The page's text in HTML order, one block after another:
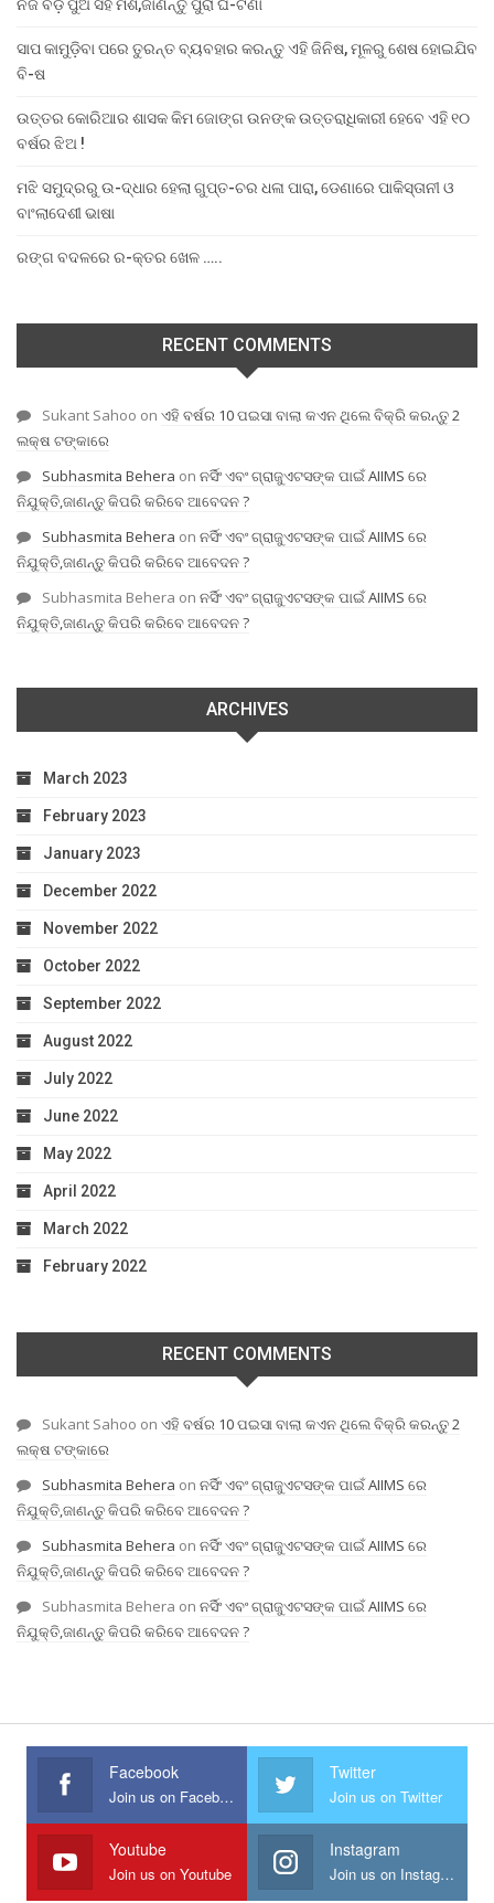
ନିଜ ବଡ଼ ପୁଅ ସହ ମିଶି,ଜାଣନ୍ତୁ ପୁରା ଘ-ଟଣା
ସାପ କାମୁଡ଼ିବା ପରେ ତୁରନ୍ତ ବ୍ୟବହାର କରନ୍ତୁ ଏହି ଜିନିଷ, ମୂଳରୁ ଶେଷ ହୋଇଯିବ
ବି-ଷ
ଉତ୍ତର କୋରିଆର ଶାସକ କିମ ଜୋଙ୍ଗ ଉନଙ୍କ ଉତ୍ତରାଧିକାରୀ ହେବେ ଏହି ୧୦
ବର୍ଷର ଝିଅ !
ମଝି ସମୁଦ୍ରରୁ ଉ-ଦ୍ଧାର ହେଲା ଗୁପ୍ତ-ଚର ଧଳା ପାରା, ଡେଣାରେ ପାକିସ୍ତାନୀ ଓ
ବାଂଲାଦେଶୀ ଭାଷା
ରଙ୍ଗ ବଦଳରେ ର-କ୍ତର ଖେଳ …..
RECENT COMMENTS
Sukant Sahoo on ଏହି ବର୍ଷର 10 ପଇସା ବାଲା କଏନ ଥିଲେ ବିକ୍ରି କରନ୍ତୁ 2
ଲକ୍ଷ ଟଙ୍କାରେ
Subhasmita Behera on ନର୍ସିଂ ଏବଂ ଗ୍ରାଜୁଏଟସଙ୍କ ପାଇଁ AIIMS ରେ
ନିଯୁକ୍ତି,ଜାଣନ୍ତୁ କିପରି କରିବେ ଆବେଦନ ?
Subhasmita Behera on ନର୍ସିଂ ଏବଂ ଗ୍ରାଜୁଏଟସଙ୍କ ପାଇଁ AIIMS ରେ
ନିଯୁକ୍ତି,ଜାଣନ୍ତୁ କିପରି କରିବେ ଆବେଦନ ?
Subhasmita Behera on ନର୍ସିଂ ଏବଂ ଗ୍ରାଜୁଏଟସଙ୍କ ପାଇଁ AIIMS ରେ
ନିଯୁକ୍ତି,ଜାଣନ୍ତୁ କିପରି କରିବେ ଆବେଦନ ?
ARCHIVES
March 2023
February 2023
January 2023
December 2022
November 2022
October 2022
September 2022
August 2022
July 2022
June 2022
May 2022
April 2022
March 2022
February 2022
RECENT COMMENTS
Sukant Sahoo on ଏହି ବର୍ଷର 10 ପଇସା ବାଲା କଏନ ଥିଲେ ବିକ୍ରି କରନ୍ତୁ 2
ଲକ୍ଷ ଟଙ୍କାରେ
Subhasmita Behera on ନର୍ସିଂ ଏବଂ ଗ୍ରାଜୁଏଟସଙ୍କ ପାଇଁ AIIMS ରେ
ନିଯୁକ୍ତି,ଜାଣନ୍ତୁ କିପରି କରିବେ ଆବେଦନ ?
Subhasmita Behera on ନର୍ସିଂ ଏବଂ ଗ୍ରାଜୁଏଟସଙ୍କ ପାଇଁ AIIMS ରେ
ନିଯୁକ୍ତି,ଜାଣନ୍ତୁ କିପରି କରିବେ ଆବେଦନ ?
Subhasmita Behera on ନର୍ସିଂ ଏବଂ ଗ୍ରାଜୁଏଟସଙ୍କ ପାଇଁ AIIMS ରେ
ନିଯୁକ୍ତି,ଜାଣନ୍ତୁ କିପରି କରିବେ ଆବେଦନ ?
Facebook
Join us on Facebook
Twitter
Join us on Twitter
Youtube
Join us on Youtube
Instagram
Join us on Instagram